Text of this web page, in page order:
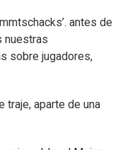
antes de
nuestras
sobre jugadores,
traje, aparte de una